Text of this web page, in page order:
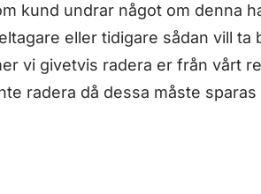
kund undrar något om denna
eller tidigare sådan vill ta
vi givetvis radera er från vårt
radera då dessa måste sparas